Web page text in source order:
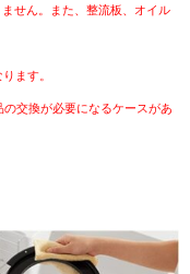
せん。また、整流板、オイル
ます。
交換が必要になるケースがあ